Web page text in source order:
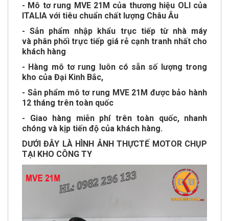
- Mô tơ rung MVE 21M của thương hiệu OLI của
ITALIA với tiêu chuẩn chất lượng Châu Âu
- Sản phẩm nhập khẩu trục tiếp từ nhà máy
và phân phối trực tiếp giá rẻ cạnh tranh nhất cho
khách hàng
- Hàng mô tơ rung luôn có sẵn số lượng trong
kho của Đại Kinh Bắc,
- Sản phẩm mô tơ rung MVE 21M được bảo hành
12 tháng trên toàn quốc
- Giao hàng miễn phí trên toàn quốc, nhanh
chóng và kịp tiến độ của khách hàng.
DƯỚI ĐÂY LÀ HÌNH ẢNH THỰCTẾ MOTOR CHỤP
TẠI KHO CÔNG TY